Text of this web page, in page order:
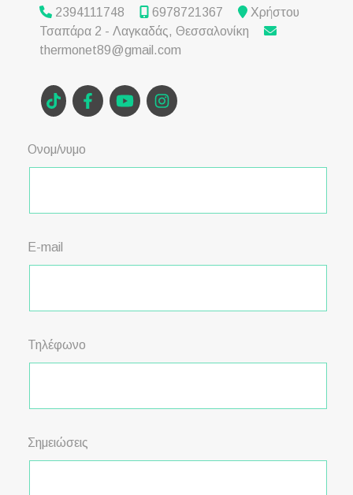
Ονομ/νυμο
E-mail
Τηλέφωνο
Σημειώσεις
2394111748 6978721367
Χρήστου
Τσαπάρα 2 - Λαγκαδάς, Θεσσαλονίκη
thermonet89@gmail.com